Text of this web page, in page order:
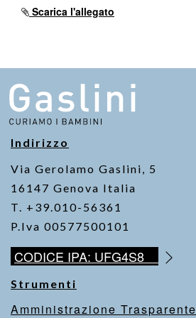
e
o
o
k
er s
p
p
n
Scarica l'allegato
Indirizzo
Via Gerolamo Gaslini, 5
16147 Genova Italia
T. +39.010-56361
P.Iva 00577500101
CODICE IPA: UFG4S8
Strumenti
Amministrazione Trasparente